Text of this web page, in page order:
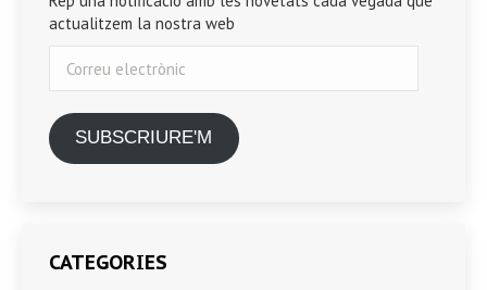
actualitzem la nostra web
electrònic
SUBSCRIURE'M
CATEGORIES